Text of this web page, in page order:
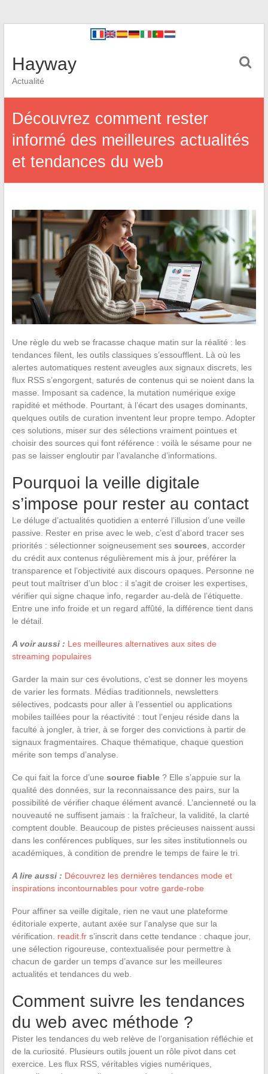
Hayway
Actualité
Découvrez comment rester
informé des meilleures actualités
et tendances du web
Une règle du web se fracasse chaque matin sur la réalité : les
tendances filent, les outils classiques s’essoufflent. Là où les
alertes automatiques restent aveugles aux signaux discrets, les
flux RSS s’engorgent, saturés de contenus qui se noient dans la
masse. Imposant sa cadence, la mutation numérique exige
rapidité et méthode. Pourtant, à l’écart des usages dominants,
quelques outils de curation inventent leur propre tempo. Adopter
ces solutions, miser sur des sélections vraiment pointues et
choisir des sources qui font référence : voilà le sésame pour ne
pas se laisser engloutir par l’avalanche d’informations.
Pourquoi la veille digitale
s’impose pour rester au contact
Le déluge d’actualités quotidien a enterré l’illusion d’une veille
passive. Rester en prise avec le web, c’est d’abord tracer ses
priorités : sélectionner soigneusement ses sources , accorder
du crédit aux contenus régulièrement mis à jour, préférer la
transparence et l’objectivité aux discours opaques. Personne ne
peut tout maîtriser d’un bloc : il s’agit de croiser les expertises,
vérifier qui signe chaque info, regarder au-delà de l’étiquette.
Entre une info froide et un regard affûté, la différence tient dans
le détail.
A voir aussi : Les meilleures alternatives aux sites de
streaming populaires
Garder la main sur ces évolutions, c’est se donner les moyens
de varier les formats. Médias traditionnels, newsletters
sélectives, podcasts pour aller à l’essentiel ou applications
mobiles taillées pour la réactivité : tout l’enjeu réside dans la
faculté à jongler, à trier, à se forger des convictions à partir de
signaux fragmentaires. Chaque thématique, chaque question
mérite son temps d’analyse.
Ce qui fait la force d’une source fiable? Elle s’appuie sur la
qualité des données, sur la reconnaissance des pairs, sur la
possibilité de vérifier chaque élément avancé. L’ancienneté ou la
nouveauté ne suffisent jamais : la fraîcheur, la validité, la clarté
comptent double. Beaucoup de pistes précieuses naissent aussi
dans les conférences publiques, sur les sites institutionnels ou
académiques, à condition de prendre le temps de faire le tri.
A lire aussi : Découvrez les dernières tendances mode et
inspirations incontournables pour votre garde-robe
Pour affiner sa veille digitale, rien ne vaut une plateforme
éditoriale experte, autant axée sur l’analyse que sur la
vérification. readit.frs’inscrit dans cette tendance : chaque jour,
une sélection rigoureuse, contextualisée pour permettre à
chacun de garder un temps d’avance sur les meilleures
actualités et tendances du web.
Comment suivre les tendances
du web avec méthode ?
Pister les tendances du web relève de l’organisation réfléchie et
de la curiosité. Plusieurs outils jouent un rôle pivot dans cet
exercice. Les flux RSS, véritables vigies numériques,